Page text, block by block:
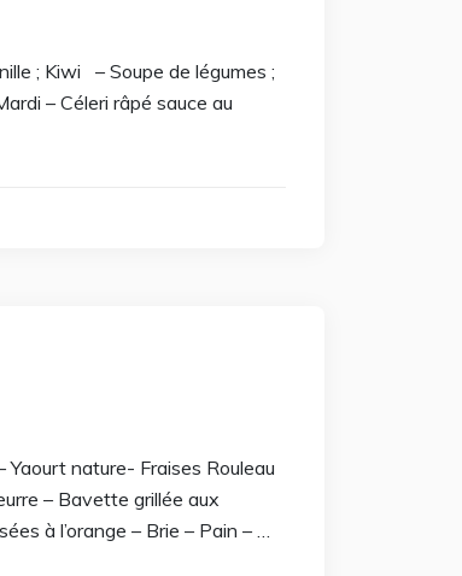
; Kiwi – Soupe de légumes ;
– Céleri râpé sauce au
nature- Fraises Rouleau
– Bavette grillée aux
à l’orange – Brie – Pain – …